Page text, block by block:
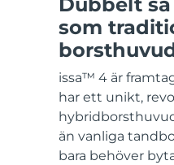
Dubbelt
som
issa™ 4 är
har ett unikt,
än vanliga
bara behöver
All acne
All
KIWI™-
Advanced
Serum
For healthy
issa™
18% PAP
Kosmetika
Handla allt